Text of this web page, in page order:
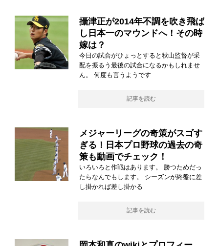
攝津正が2014年不調を吹き飛ば
し日本一のマウンドへ！その時
嫁は？
今日の試合がひょっとすると秋山監督が采
配を振るう最後の試合になるかもしれませ
ん。 何度も言うようです
記事を読む
メジャーリーグの奇策がスゴす
ぎる！日本プロ野球の過去の奇
策も動画でチェック！
いろいろと作戦はあります。 勝つためだっ
たらなんでもします。 シーズンが終盤に差
し掛かれば差し掛かる
記事を読む